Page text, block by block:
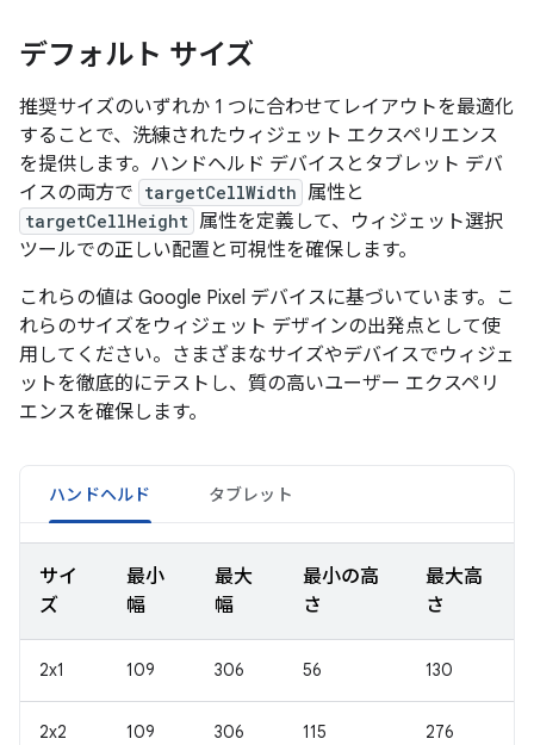
デフォルト サイズ
推奨サイズのいずれか 1 つに合わせてレイアウトを最適化
することで、洗練されたウィジェット エクスペリエンス
を提供します。ハンドヘルド デバイスとタブレット デバ
イスの両方で targetCellWidth 属性と
targetCellHeight 属性を定義して、ウィジェット選択
ツールでの正しい配置と可視性を確保します。
これらの値は Google Pixel デバイスに基づいています。こ
れらのサイズをウィジェット デザインの出発点として使
用してください。さまざまなサイズやデバイスでウィジェ
ットを徹底的にテストし、質の高いユーザー エクスペリ
エンスを確保します。
ハンドヘルド タブレット
サイ
ズ
最小
幅
最大
幅
最小の高
さ
最大高
さ
2x1 109 306 56 130
2x2 109 306 115 276